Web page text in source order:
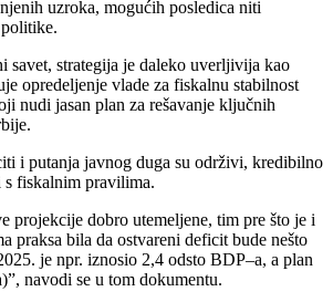
uzroka, mogućih posledica niti
savet, strategija je daleko uverljivija kao
opredeljenje vlade za fiskalnu stabilnost
nudi jasan plan za rešavanje ključnih
i putanja javnog duga su održivi, kredibilno
fiskalnim pravilima.
projekcije dobro utemeljene, tim pre što je i
praksa bila da ostvareni deficit bude nešto
je npr. iznosio 2,4 odsto BDP‒a, a plan
navodi se u tom dokumentu.